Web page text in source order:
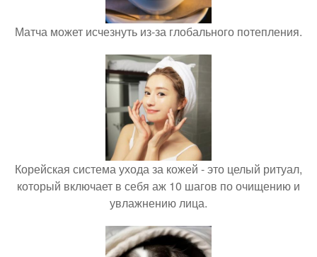
Матча может исчезнуть из-за глобального потепления.
Корейская система ухода за кожей - это целый ритуал,
который включает в себя аж 10 шагов по очищению и
увлажнению лица.